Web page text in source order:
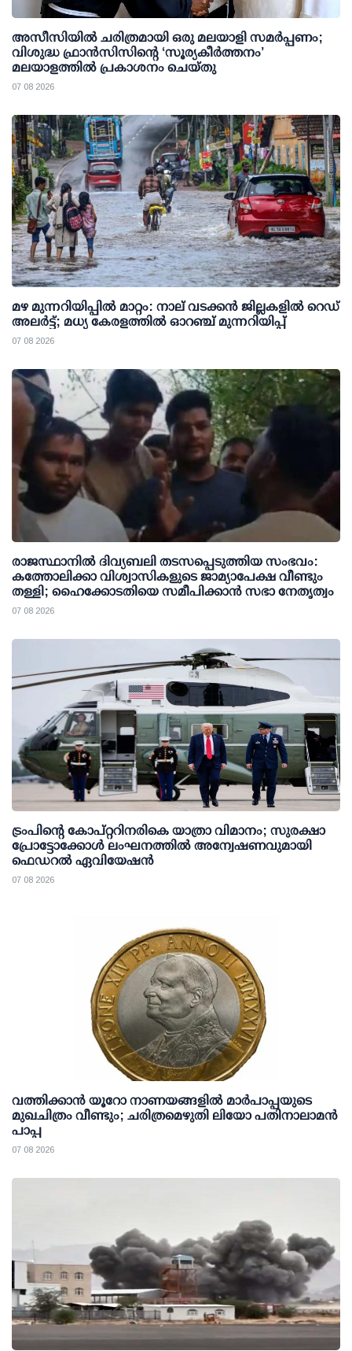
അസീസിയിൽ ചരിത്രമായി ഒരു മലയാളി സമർപ്പണം;
വിശുദ്ധ ഫ്രാൻസിസിന്റെ ‘സൂര്യകീർത്തനം’
മലയാളത്തിൽ പ്രകാശനം ചെയ്തു
07 08 2026
മഴ മുന്നറിയിപ്പില്‍ മാറ്റം: നാല് വടക്കന്‍ ജില്ലകളില്‍ റെഡ്
അലര്‍ട്ട്; മധ്യ കേരളത്തില്‍ ഓറഞ്ച് മുന്നറിയിപ്പ്
07 08 2026
രാജസ്ഥാനിൽ ദിവ്യബലി തടസപ്പെടുത്തിയ സംഭവം:
കത്തോലിക്കാ വിശ്വാസികളുടെ ജാമ്യാപേക്ഷ വീണ്ടും
തള്ളി; ഹൈക്കോടതിയെ സമീപിക്കാൻ സഭാ നേതൃത്വം
07 08 2026
ട്രംപിന്റെ കോപ്റ്ററിനരികെ യാത്രാ വിമാനം; സുരക്ഷാ
പ്രോട്ടോക്കോള്‍ ലംഘനത്തില്‍ അന്വേഷണവുമായി
ഫെഡറല്‍ ഏവിയേഷന്‍
07 08 2026
വത്തിക്കാൻ യൂറോ നാണയങ്ങളിൽ മാർപാപ്പയുടെ
മുഖചിത്രം വീണ്ടും; ചരിത്രമെഴുതി ലിയോ പതിനാലാമൻ
പാപ്പ
07 08 2026